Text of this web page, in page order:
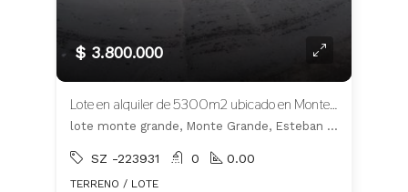
$ 3.800.000
Lote en alquiler de 5300m2 ubicado en Monte Grande
lote monte grande, Monte Grande, Esteban Echeverría
SZ -223931 0 0.00
TERRENO / LOTE